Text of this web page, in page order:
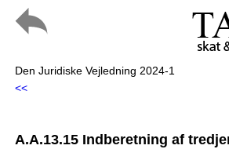
Den Juridiske Vejledning 2024-1
<<
A.A.13.15 Indberetning af